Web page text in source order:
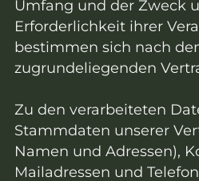
Umfang und der Zweck
Erforderlichkeit ihrer
bestimmen sich nach
zugrundeliegenden
Zu den verarbeiteten
Stammdaten unserer
Namen und Adressen),
Mailadressen und